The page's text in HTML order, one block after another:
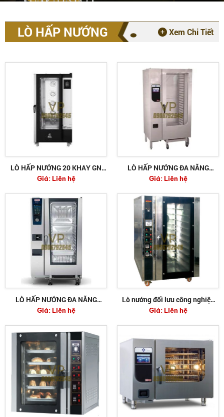
LÒ HẤP NƯỚNG Xem Chi Tiết
LÒ HẤP NƯỚNG 20 KHAY GN
2/1 STG 202 V7 T
Giá:Liên hệ
LÒ HẤP NƯỚNG ĐA NĂNG
FKECOD221T
Giá:Liên hệ
LÒ HẤP NƯỚNG ĐA NĂNG
RATIONAL ICP 20-2/1 E
Giá:Liên hệ
Lò nướng đối lưu công nghiệp
Arble 10 khay
Giá:Liên hệ